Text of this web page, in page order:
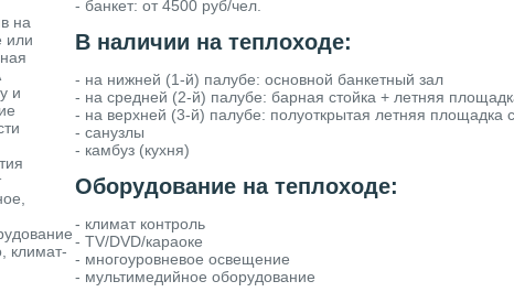
на
или
и
климат-
- банкет: от 4500 руб/чел.
В наличии на теплоходе:
- на нижней (1-й) палубе: основной банкетный зал
- на средней (2-й) палубе: барная стойка + летняя
- на верхней (3-й) палубе: полуоткрытая летняя площадка
- санузлы
- камбуз (кухня)
Оборудование на теплоходе:
- климат контроль
- TV/DVD/караоке
- многоуровневое освещение
- мультимедийное оборудование